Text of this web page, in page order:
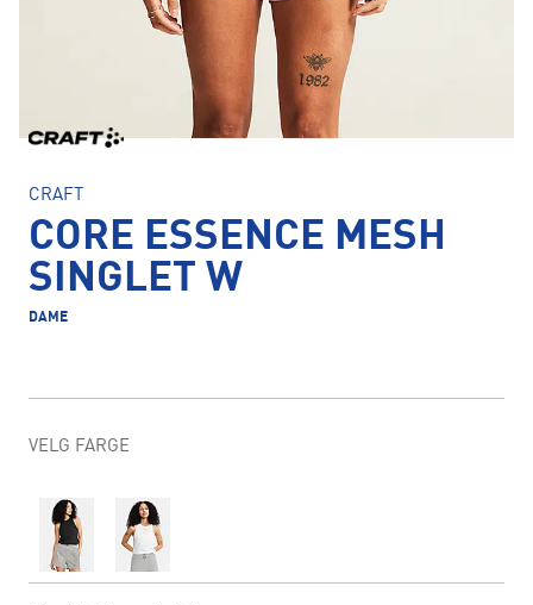
CRAFT
CORE ESSENCE MESH
SINGLET W
DAME
VELG FARGE